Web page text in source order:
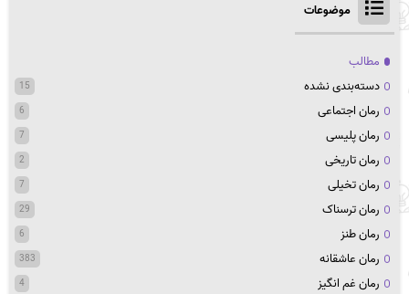
موضوعات
مطالب
دسته‌بندی نشده
15
رمان اجتماعی 6
رمان پلیسی 7
رمان تاریخی 2
رمان تخیلی 7
رمان ترسناک 29
رمان طنز 6
رمان عاشقانه 383
رمان غم انگیز 4